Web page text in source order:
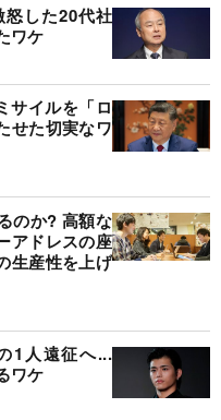
した20代社
ワケ
サイルを「ロ
せた切実なワ
のか? 高額な
アドレスの座
生産性を上げ
1人遠征へ...
ワケ